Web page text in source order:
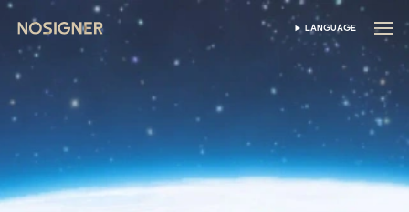
ANA SAYFA
DIL SEÇIN
LANGUAGE